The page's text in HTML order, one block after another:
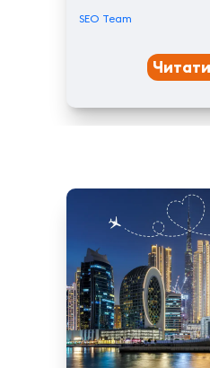
липові алеї, замки та
турист розуміє —
SEO Team